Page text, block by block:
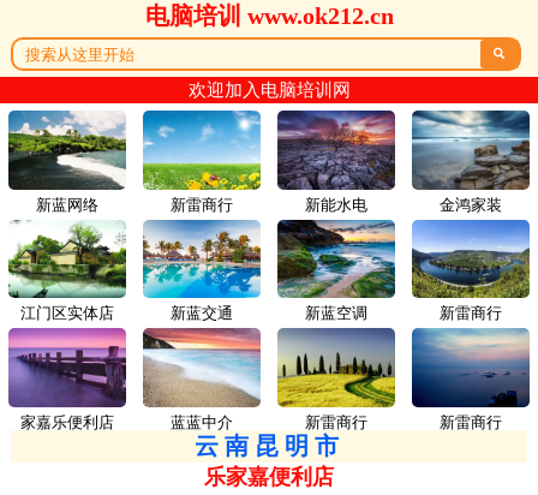
电脑培训 www.ok212.cn

欢迎加入电脑培训网
新蓝网络 新雷商行
江门区实体店 新蓝交通
家嘉乐便利店 蓝蓝中介
新能水电 金鸿家装
新蓝空调 新雷商行
新雷商行 新雷商行
云南昆明市
乐家嘉便利店